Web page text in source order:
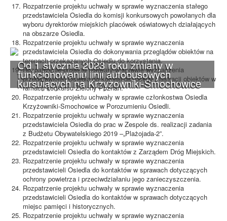
Od 1 stycznia 2023 roku zmiany w
funkcjonowaniu linii autobusowych
kursujących na Krzyżowniki-Smochowice
Rozpatrzenie projektu uchwały w sprawie wyznaczenia stałego
przedstawiciela Osiedla do komisji konkursowych powołanych dla
wyboru dyrektorów miejskich placówek oświatowych działających
na obszarze Osiedla.
Rozpatrzenie projektu uchwały w sprawie wyznaczenia
przedstawiciela Osiedla do dokonywania przeglądów obiektów na
terenach przekazanych Osiedlu do korzystania.
Rozpatrzenie projektu uchwały w sprawie wyznaczenia
przedstawicieli Osiedla do komisji ds. oceny i lustracji obiektów w
ramach konkursu Zielony Poznań.
Rozpatrzenie projektu uchwały w sprawie członkostwa Osiedla
Krzyżowniki-Smochowice w Porozumieniu Osiedli.
Rozpatrzenie projektu uchwały w sprawie wyznaczenia
przedstawiciela Osiedla do prac w Zespole ds. realizacji zadania
z Budżetu Obywatelskiego 2019 –„Plażojada-2”.
Rozpatrzenie projektu uchwały w sprawie wyznaczenia
przedstawicieli Osiedla do kontaktów z Zarządem Dróg Miejskich.
Rozpatrzenie projektu uchwały w sprawie wyznaczenia
przedstawicieli Osiedla do kontaktów w sprawach dotyczących
ochrony powietrza i przeciwdziałaniu jego zanieczyszczenia.
Rozpatrzenie projektu uchwały w sprawie wyznaczenia
przedstawicieli Osiedla do kontaktów w sprawach dotyczących
miejsc pamięci i historycznych.
Rozpatrzenie projektu uchwały w sprawie wyznaczenia